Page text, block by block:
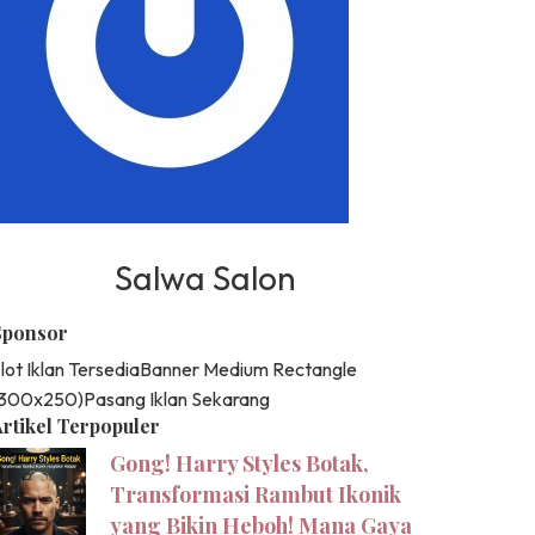
Salwa Salon
Iklan TersediaBanner Medium Rectangle
Pasang Iklan Sekarang
Terpopuler
Gong! Harry Styles Botak,
Transformasi Rambut Ikonik
yang Bikin Heboh! Mana Gaya